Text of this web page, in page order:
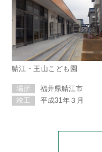
鯖江・王山こども園
場所
福井県鯖江市
竣工
平成31年３月